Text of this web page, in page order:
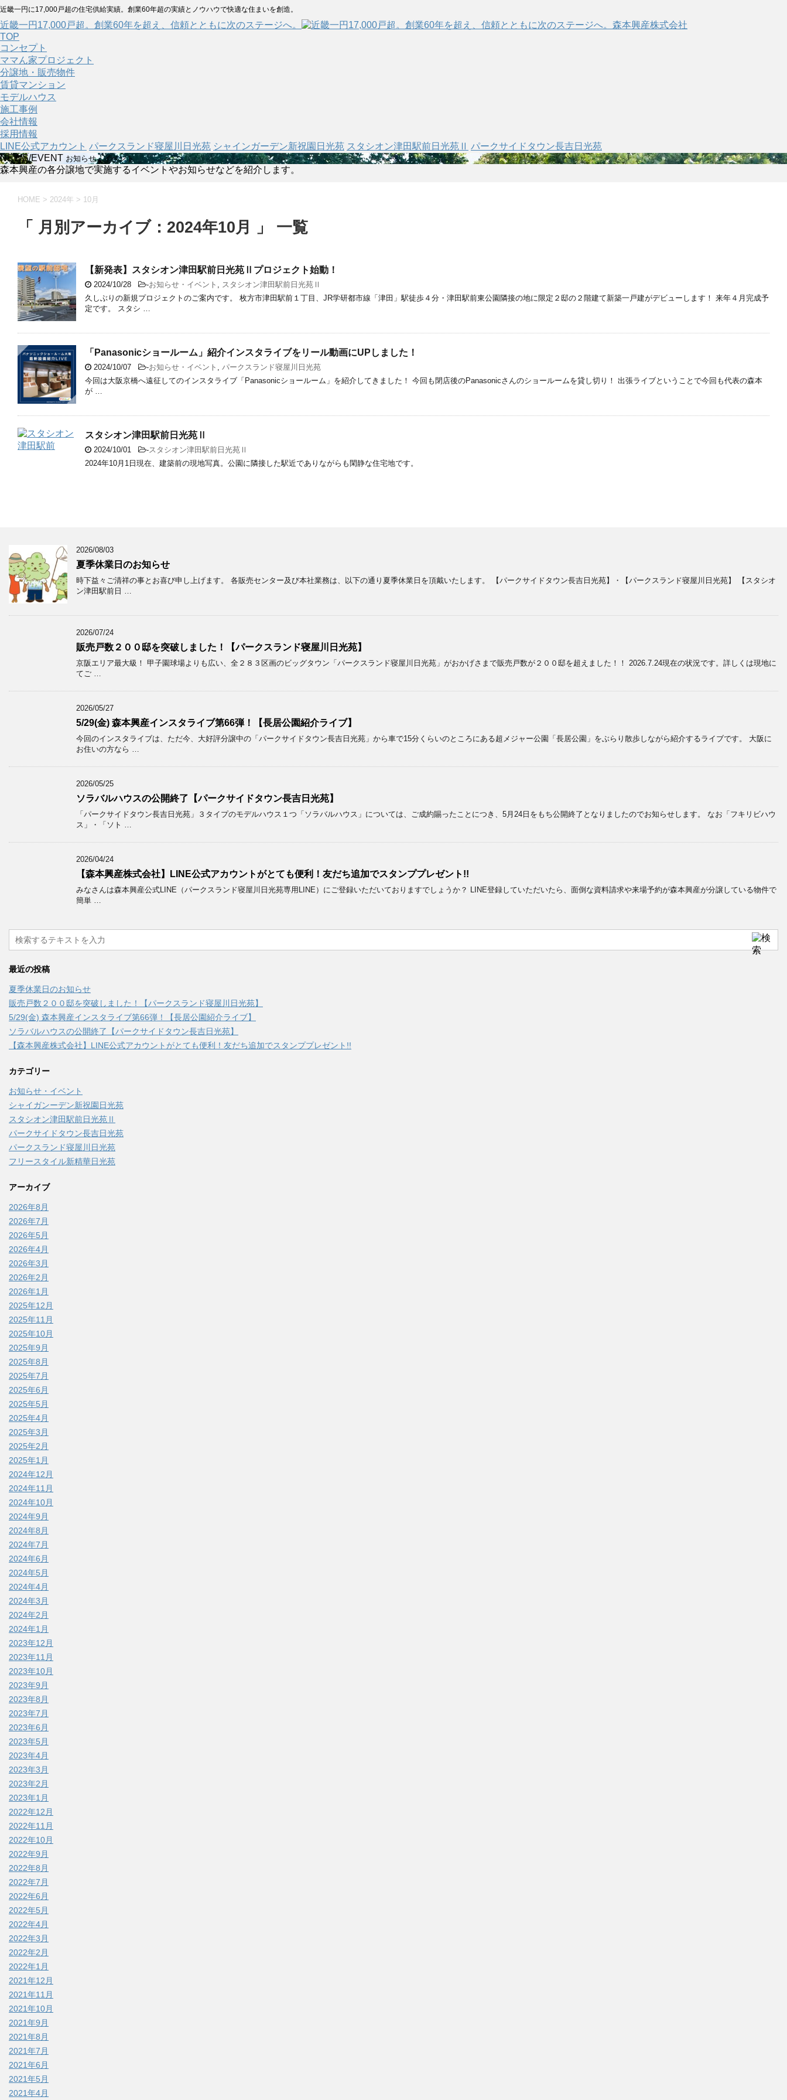
近畿一円に17,000戸超の住宅供給実績。創業60年超の実績とノウハウで快適な住まいを創造。
近畿一円17,000戸超。創業60年を超え、信頼とともに次のステージへ。
TOP
コンセプト
ママん家プロジェクト
分譲地・販売物件
賃貸マンション
モデルハウス
施工事例
会社情報
採用情報
LINE公式アカウント パークスランド寝屋川日光苑 シャインガーデン新祝園日光苑 スタシオン津田駅前日光苑Ⅱ パークサイドタウン長吉日光苑
NEWS/EVENT お知らせ・イベント
森本興産の各分譲地で実施するイベントやお知らせなどを紹介します。
HOME > 2024年 > 10月
「 月別アーカイブ：2024年10月 」 一覧
【新発表】スタシオン津田駅前日光苑Ⅱプロジェクト始動！
2024/10/28 -お知らせ・イベント , スタシオン津田駅前日光苑Ⅱ
久しぶりの新規プロジェクトのご案内です。 枚方市津田駅前１丁目、JR学研都市線「津田」駅徒歩４分・津田駅前東公園隣接の地に限定２邸の２階建て新築一戸建がデビューします！ 来年４月完成予
定です。 スタシ …
「Panasonicショールーム」紹介インスタライブをリール動画にUPしました！
2024/10/07 -お知らせ・イベント , パークスランド寝屋川日光苑
今回は大阪京橋へ遠征してのインスタライブ「Panasonicショールーム」を紹介してきました！ 今回も閉店後のPanasonicさんのショールームを貸し切り！ 出張ライブということで今回も代表の森本
が …
スタシオン津田駅前日光苑Ⅱ
2024/10/01 -スタシオン津田駅前日光苑Ⅱ
2024年10月1日現在、建築前の現地写真。公園に隣接した駅近でありながらも閑静な住宅地です。
2026/08/03
夏季休業日のお知らせ
時下益々ご清祥の事とお喜び申し上げます。 各販売センター及び本社業務は、以下の通り夏季休業日を頂戴いたします。 【パークサイドタウン長吉日光苑】・【パークスランド寝屋川日光苑】 【スタシオ
ン津田駅前日 …
2026/07/24
販売戸数２００邸を突破しました！【パークスランド寝屋川日光苑】
京阪エリア最大級！ 甲子園球場よりも広い、全２８３区画のビッグタウン「パークスランド寝屋川日光苑」がおかげさまで販売戸数が２００邸を超えました！！ 2026.7.24現在の状況です。詳しくは現地に
てご …
2026/05/27
5/29(金) 森本興産インスタライブ第66弾！【長居公園紹介ライブ】
今回のインスタライブは、ただ今、大好評分譲中の「パークサイドタウン長吉日光苑」から車で15分くらいのところにある超メジャー公園「長居公園」をぶらり散歩しながら紹介するライブです。 大阪に
お住いの方なら …
2026/05/25
ソラバルハウスの公開終了【パークサイドタウン長吉日光苑】
「パークサイドタウン長吉日光苑」３タイプのモデルハウス１つ「ソラバルハウス」については、ご成約賜ったことにつき、5月24日をもち公開終了となりましたのでお知らせします。 なお「フキリビハウ
ス」・「ソト …
2026/04/24
【森本興産株式会社】LINE公式アカウントがとても便利！友だち追加でスタンププレゼント!!
みなさんは森本興産公式LINE（パークスランド寝屋川日光苑専用LINE）にご登録いただいておりますでしょうか？ LINE登録していただいたら、面倒な資料請求や来場予約が森本興産が分譲している物件で
簡単 …
最近の投稿
夏季休業日のお知らせ
販売戸数２００邸を突破しました！【パークスランド寝屋川日光苑】
5/29(金) 森本興産インスタライブ第66弾！【長居公園紹介ライブ】
ソラバルハウスの公開終了【パークサイドタウン長吉日光苑】
【森本興産株式会社】LINE公式アカウントがとても便利！友だち追加でスタンププレゼント!!
カテゴリー
お知らせ・イベント
シャイガンーデン新祝園日光苑
スタシオン津田駅前日光苑Ⅱ
パークサイドタウン長吉日光苑
パークスランド寝屋川日光苑
フリースタイル新精華日光苑
アーカイブ
2026年8月
2026年7月
2026年5月
2026年4月
2026年3月
2026年2月
2026年1月
2025年12月
2025年11月
2025年10月
2025年9月
2025年8月
2025年7月
2025年6月
2025年5月
2025年4月
2025年3月
2025年2月
2025年1月
2024年12月
2024年11月
2024年10月
2024年9月
2024年8月
2024年7月
2024年6月
2024年5月
2024年4月
2024年3月
2024年2月
2024年1月
2023年12月
2023年11月
2023年10月
2023年9月
2023年8月
2023年7月
2023年6月
2023年5月
2023年4月
2023年3月
2023年2月
2023年1月
2022年12月
2022年11月
2022年10月
2022年9月
2022年8月
2022年7月
2022年6月
2022年5月
2022年4月
2022年3月
2022年2月
2022年1月
2021年12月
2021年11月
2021年10月
2021年9月
2021年8月
2021年7月
2021年6月
2021年5月
2021年4月